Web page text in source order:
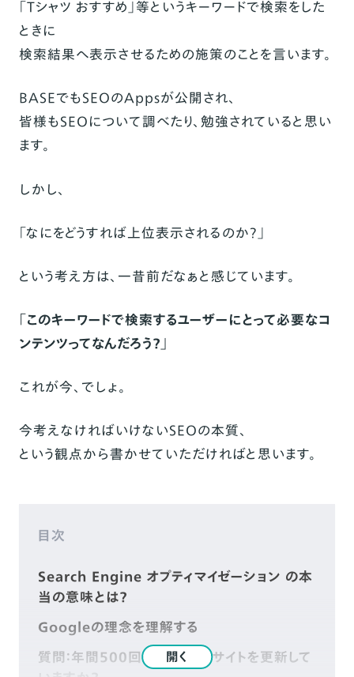
「Tシャツ おすすめ」等というキーワードで検索をした
ときに
検索結果へ表示させるための施策のことを言います。
BASEでもSEOのAppsが公開され、
皆様もSEOについて調べたり、勉強されていると思い
ます。
しかし、
「なにをどうすれば上位表示されるのか？」
という考え方は、一昔前だなぁと感じています。
「このキーワードで検索するユーザーにとって必要なコ
ンテンツってなんだろう？」
これが今、でしょ。
今考えなければいけないSEOの本質、
という観点から書かせていただければと思います。
目次
Search Engine オプティマイゼーション の本
当の意味とは？
Googleの理念を理解する
質問：年間500回以上、WEBサイトを更新して
開く